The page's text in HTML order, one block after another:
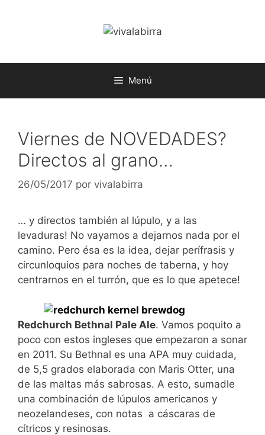
Menú
Viernes de NOVEDADES?
Directos al grano…
26/05/2017 por vivalabirra
… y directos también al lúpulo, y a las
levaduras! No vayamos a dejarnos nada por el
camino. Pero ésa es la idea, dejar perífrasis y
circunloquios para noches de taberna, y hoy
centrarnos en el turrón, que es lo que apetece!
Redchurch Bethnal Pale Ale. Vamos poquito a
poco con estos ingleses que empezaron a sonar
en 2011. Su Bethnal es una APA muy cuidada,
de 5,5 grados elaborada con Maris Otter, una
de las maltas más sabrosas. A esto, sumadle
una combinación de lúpulos americanos y
neozelandeses, con notas a cáscaras de
cítricos y resinosas.